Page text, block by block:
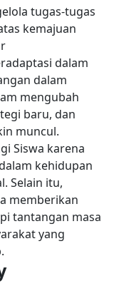
tugas-tugas
kemajuan
dalam
dalam
mengubah
baru, dan
muncul.
Siswa karena
kehidupan
Selain itu,
memberikan
tantangan masa
yang